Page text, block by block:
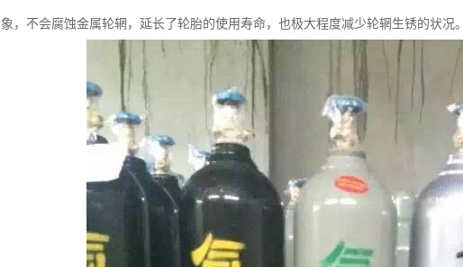
象，不会腐蚀金属轮辋，延长了轮胎的使用寿命，也极大程度减少轮辋生锈的状况。